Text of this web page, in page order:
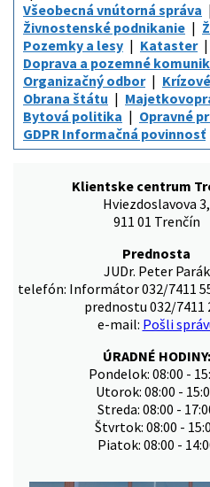
Všeobecná vnútorná správa
Živnostenské podnikanie
Pozemky a lesy
Kataster
Doprava a pozemné
Organizačný odbor
Obrana štátu
Bytová politika
Opravné
GDPR Informačná povinnosť
Klientske centrum
Hviezdoslavova 3,
911 01 Trenčín
Prednosta
JUDr. Peter Parák
telefón: Informátor 032/7411
prednostu 032/7411
e-mail: Pošli
ÚRADNÉ HODINY:
Pondelok: 08:00 -
Utorok: 08:00 -
Streda: 08:00 -
Štvrtok: 08:00 -
Piatok: 08:00 -